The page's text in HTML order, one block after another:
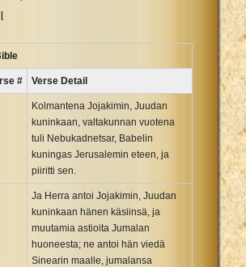
1876 Bible
Bible Win-1251
Bible
1569
James
# Verse Detail
Kolmantena Jojakimin, Juudan
kuninkaan, valtakunnan vuotena
tuli Nebukadnetsar, Babelin
kuningas Jerusalemin eteen, ja
piiritti sen.
Ja Herra antoi Jojakimin, Juudan
kuninkaan hänen käsiinsä, ja
muutamia astioita Jumalan
huoneesta; ne antoi hän viedä
Sinearin maalle, jumalansa